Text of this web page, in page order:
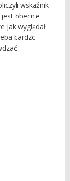
wskaźnik
jest obecnie….
jak wyglądał
bardzo